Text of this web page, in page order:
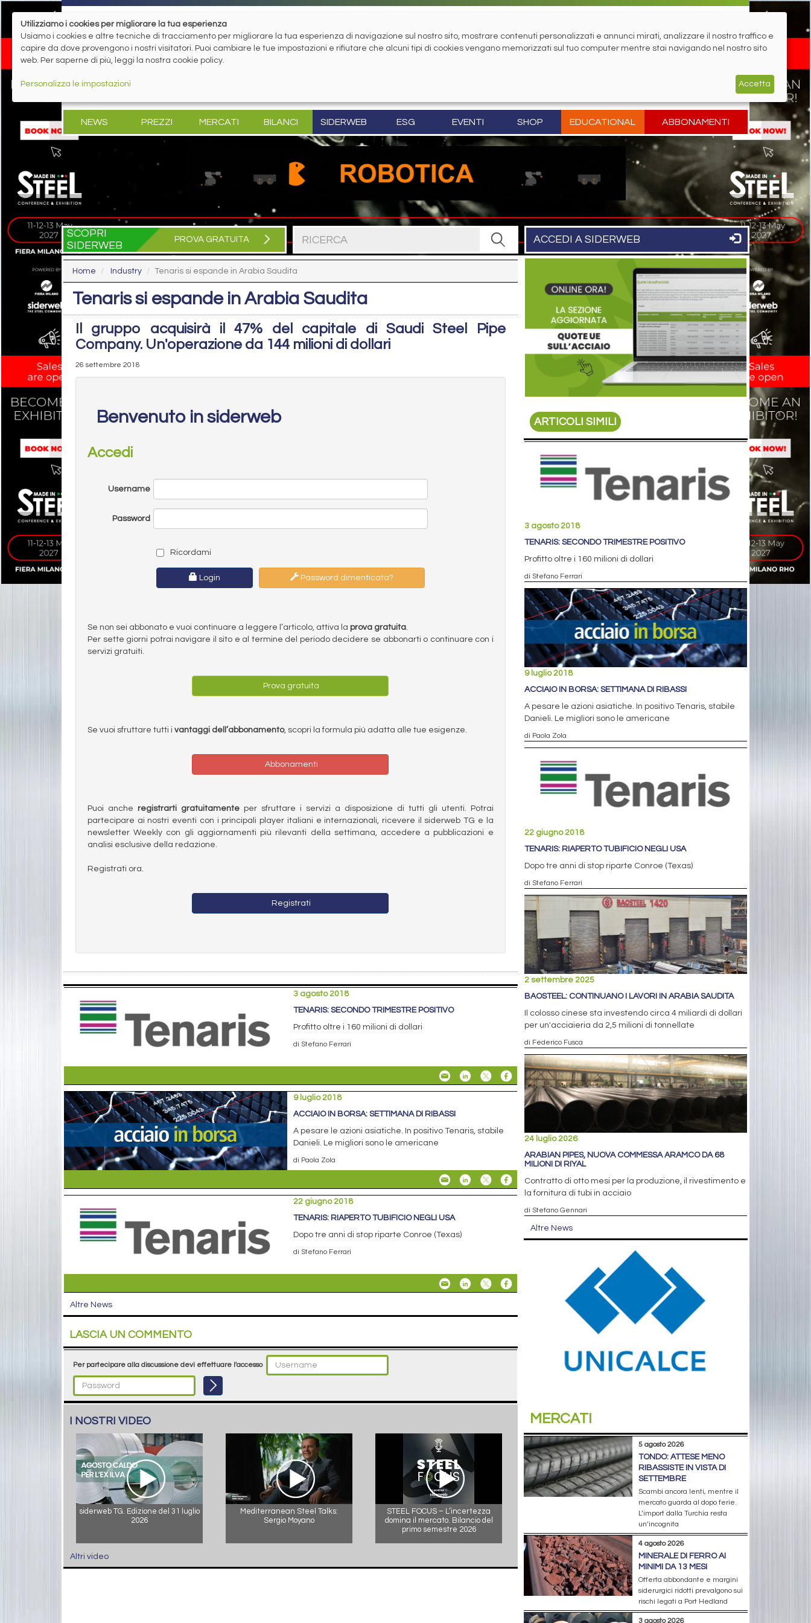
NEWS PREZZI MERCATI BILANCI SIDERWEB ESG EVENTI SHOP EDUCATIONAL ABBONAMENTI
SCOPRI
SIDERWEB
PROVA GRATUITA ACCEDI A SIDERWEB
Home Industry Tenaris si espande in Arabia Saudita
Tenaris si espande in Arabia Saudita
Il gruppo acquisirà il 47% del capitale di Saudi Steel Pipe
Company. Un'operazione da 144 milioni di dollari
26 settembre 2018
Benvenuto in siderweb
Accedi
Username
Password
Ricordami
Login Password dimenticata?
Se non sei abbonato e vuoi continuare a leggere l’articolo, attiva la prova gratuita.
Per sette giorni potrai navigare il sito e al termine del periodo decidere se abbonarti o continuare con i
servizi gratuiti.
Prova gratuita
Se vuoi sfruttare tutti i vantaggi dell’abbonamento, scopri la formula più adatta alle tue esigenze.
Abbonamenti
Puoi anche registrarti gratuitamenteper sfruttare i servizi a disposizione di tutti gli utenti. Potrai
partecipare ai nostri eventi con i principali player italiani e internazionali, ricevere il siderweb TG e la
newsletter Weekly con gli aggiornamenti più rilevanti della settimana, accedere a pubblicazioni e
analisi esclusive della redazione.
Registrati ora.
Registrati
3 agosto 2018
TENARIS: SECONDO TRIMESTRE POSITIVO
Profitto oltre i 160 milioni di dollari
di Stefano Ferrari
9 luglio 2018
ACCIAIO IN BORSA: SETTIMANA DI RIBASSI
A pesare le azioni asiatiche. In positivo Tenaris, stabile
Danieli. Le migliori sono le americane
di Paola Zola
22 giugno 2018
TENARIS: RIAPERTO TUBIFICIO NEGLI USA
Dopo tre anni di stop riparte Conroe (Texas)
di Stefano Ferrari
Altre News
LASCIA UN COMMENTO
Per partecipare alla discussione devi effettuare l'accesso
I NOSTRI VIDEO
siderweb TG. Edizione del 31 luglio
2026
Mediterranean Steel Talks:
Sergio Moyano
STEEL FOCUS – L’incertezza
domina il mercato. Bilancio del
primo semestre 2026
Altri video
ARTICOLI SIMILI
3 agosto 2018
TENARIS: SECONDO TRIMESTRE POSITIVO
Profitto oltre i 160 milioni di dollari
di Stefano Ferrari
9 luglio 2018
ACCIAIO IN BORSA: SETTIMANA DI RIBASSI
A pesare le azioni asiatiche. In positivo Tenaris, stabile
Danieli. Le migliori sono le americane
di Paola Zola
22 giugno 2018
TENARIS: RIAPERTO TUBIFICIO NEGLI USA
Dopo tre anni di stop riparte Conroe (Texas)
di Stefano Ferrari
2 settembre 2025
BAOSTEEL: CONTINUANO I LAVORI IN ARABIA SAUDITA
Il colosso cinese sta investendo circa 4 miliardi di dollari
per un'acciaieria da 2,5 milioni di tonnellate
di Federico Fusca
24 luglio 2026
ARABIAN PIPES, NUOVA COMMESSA ARAMCO DA 68
MILIONI DI RIYAL
Contratto di otto mesi per la produzione, il rivestimento e
la fornitura di tubi in acciaio
di Stefano Gennari
Altre News
MERCATI
5 agosto 2026
TONDO: ATTESE MENO
RIBASSISTE IN VISTA DI
SETTEMBRE
Scambi ancora lenti, mentre il
mercato guarda al dopo ferie.
L’import dalla Turchia resta
un’incognita
4 agosto 2026
MINERALE DI FERRO AI
MINIMI DA 13 MESI
Offerta abbondante e margini
siderurgici ridotti prevalgono sui
rischi legati a Port Hedland
3 agosto 2026
Utilizziamo i cookies per migliorare la tua esperienza
Usiamo i cookies e altre tecniche di tracciamento per migliorare la tua esperienza di navigazione sul nostro sito, mostrare contenuti personalizzati e annunci mirati, analizzare il nostro traffico e
capire da dove provengono i nostri visitatori. Puoi cambiare le tue impostazioni e rifiutare che alcuni tipi di cookies vengano memorizzati sul tuo computer mentre stai navigando nel nostro sito
web. Per saperne di più, leggi la nostra cookie policy.
Personalizza le impostazioni Accetta